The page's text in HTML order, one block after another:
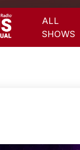
ALL
SHOWS